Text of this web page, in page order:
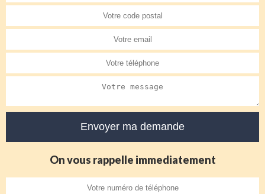
On vous rappelle immediatement